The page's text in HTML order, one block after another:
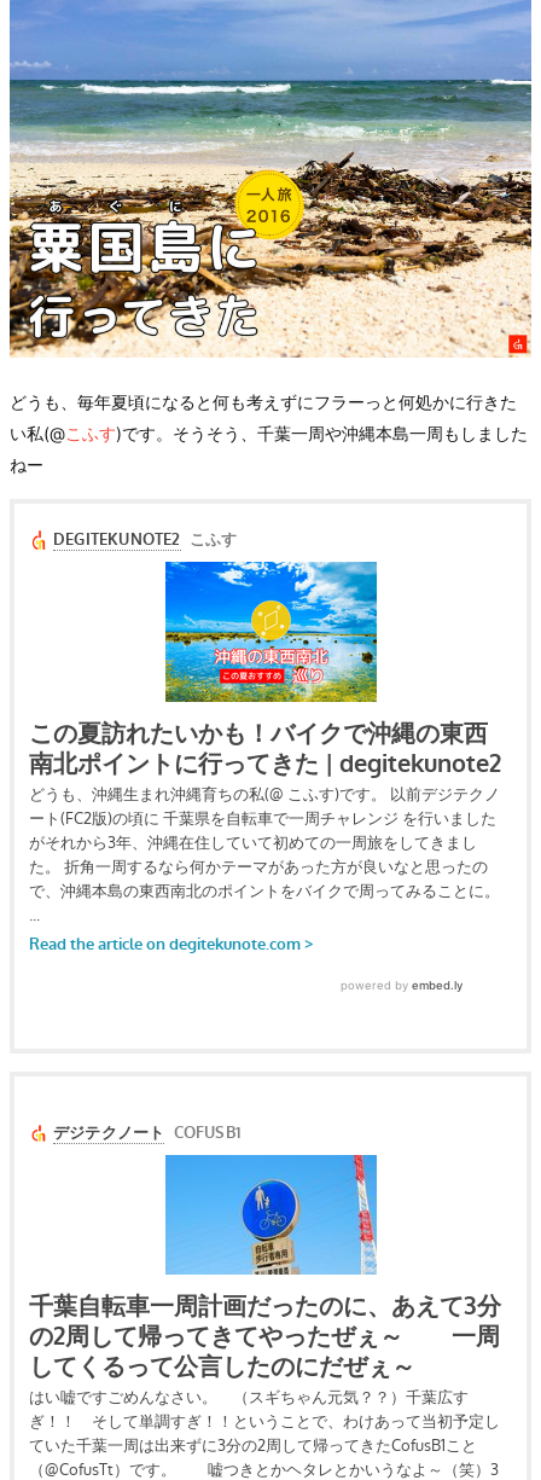
どうも、毎年夏頃になると何も考えずにフラーっと何処かに行きた
い私(@こふす)です。そうそう、千葉一周や沖縄本島一周もしました
ねー